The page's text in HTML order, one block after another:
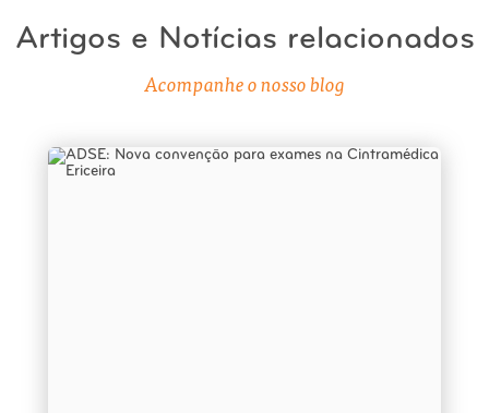
Artigos e Notícias relacionados
Acompanhe o nosso blog